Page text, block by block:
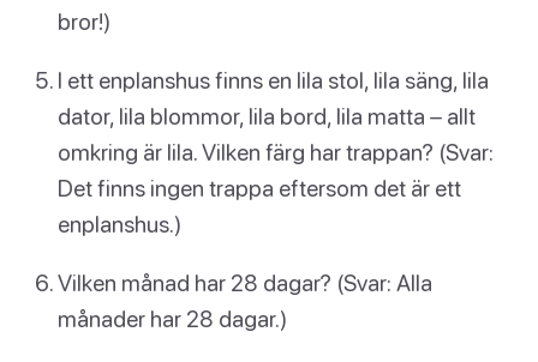
bror!)
I ett enplanshus finns en lila stol, lila säng, lila
dator, lila blommor, lila bord, lila matta – allt
omkring är lila. Vilken färg har trappan? (Svar:
Det finns ingen trappa eftersom det är ett
enplanshus.)
Vilken månad har 28 dagar? (Svar: Alla
månader har 28 dagar.)